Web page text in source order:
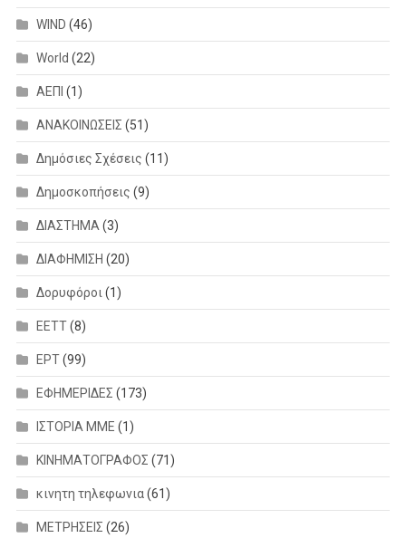
WIND (46)
World (22)
ΑΕΠΙ (1)
ΑΝΑΚΟΙΝΩΣΕΙΣ (51)
Δημόσιες Σχέσεις (11)
Δημοσκοπήσεις (9)
ΔΙΑΣΤΗΜΑ (3)
ΔΙΑΦΗΜΙΣΗ (20)
Δορυφόροι (1)
ΕΕΤΤ(8)
ΕΡΤ(99)
ΕΦΗΜΕΡΙΔΕΣ (173)
ΙΣΤΟΡΙΑ ΜΜΕ (1)
ΚΙΝΗΜΑΤΟΓΡΑΦΟΣ (71)
κινητη τηλεφωνια(61)
ΜΕΤΡΗΣΕΙΣ (26)